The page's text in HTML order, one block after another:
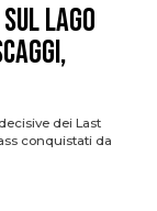
Lago
dei Last
conquistati da